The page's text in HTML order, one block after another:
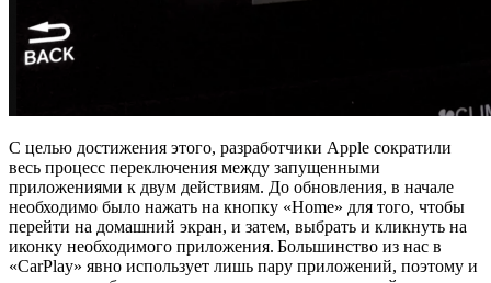
С целью достижения этого, разработчики Apple сократили
весь процесс переключения между запущенными
приложениями к двум действиям. До обновления, в начале
необходимо было нажать на кнопку «Home» для того, чтобы
перейти на домашний экран, и затем, выбрать и кликнуть на
иконку необходимого приложения. Большинство из нас в
«CarPlay» явно использует лишь пару приложений, поэтому и